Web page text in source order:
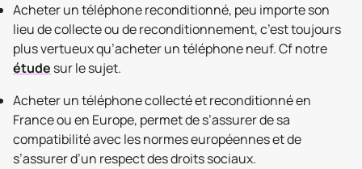
Acheter un téléphone reconditionné, peu importe son
lieu de collecte ou de reconditionnement, c’est toujours
plus vertueux qu’acheter un téléphone neuf. Cf notre
étude sur le sujet.
Acheter un téléphone collecté et reconditionné en
France ou en Europe, permet de s’assurer de sa
compatibilité avec les normes européennes et de
s’assurer d’un respect des droits sociaux.